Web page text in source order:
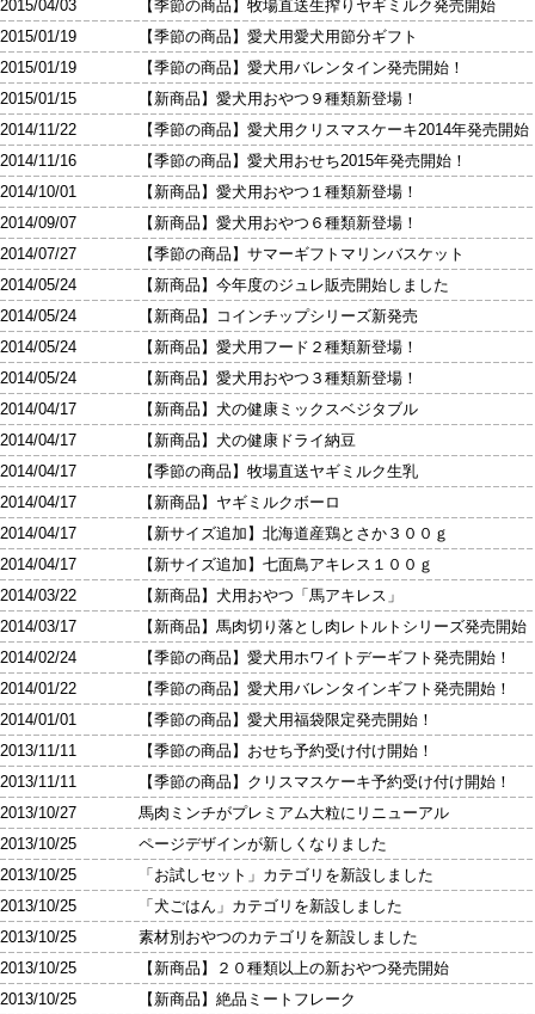
2015/04/03 【季節の商品】牧場直送生搾りヤギミルク発売開始
2015/01/19 【季節の商品】愛犬用愛犬用節分ギフト
2015/01/19 【季節の商品】愛犬用バレンタイン発売開始！
2015/01/15 【新商品】愛犬用おやつ９種類新登場！
2014/11/22 【季節の商品】愛犬用クリスマスケーキ2014年発売開始
2014/11/16 【季節の商品】愛犬用おせち2015年発売開始！
2014/10/01 【新商品】愛犬用おやつ１種類新登場！
2014/09/07 【新商品】愛犬用おやつ６種類新登場！
2014/07/27 【季節の商品】サマーギフトマリンバスケット
2014/05/24 【新商品】今年度のジュレ販売開始しました
2014/05/24 【新商品】コインチップシリーズ新発売
2014/05/24 【新商品】愛犬用フード２種類新登場！
2014/05/24 【新商品】愛犬用おやつ３種類新登場！
2014/04/17 【新商品】犬の健康ミックスベジタブル
2014/04/17 【新商品】犬の健康ドライ納豆
2014/04/17 【季節の商品】牧場直送ヤギミルク生乳
2014/04/17 【新商品】ヤギミルクボーロ
2014/04/17 【新サイズ追加】北海道産鶏とさか３００ｇ
2014/04/17 【新サイズ追加】七面鳥アキレス１００ｇ
2014/03/22 【新商品】犬用おやつ「馬アキレス」
2014/03/17 【新商品】馬肉切り落とし肉レトルトシリーズ発売開始
2014/02/24 【季節の商品】愛犬用ホワイトデーギフト発売開始！
2014/01/22 【季節の商品】愛犬用バレンタインギフト発売開始！
2014/01/01 【季節の商品】愛犬用福袋限定発売開始！
2013/11/11 【季節の商品】おせち予約受け付け開始！
2013/11/11 【季節の商品】クリスマスケーキ予約受け付け開始！
2013/10/27 馬肉ミンチがプレミアム大粒にリニューアル
2013/10/25 ページデザインが新しくなりました
2013/10/25 「お試しセット」カテゴリを新設しました
2013/10/25 「犬ごはん」カテゴリを新設しました
2013/10/25 素材別おやつのカテゴリを新設しました
2013/10/25 【新商品】２０種類以上の新おやつ発売開始
2013/10/25 【新商品】絶品ミートフレーク